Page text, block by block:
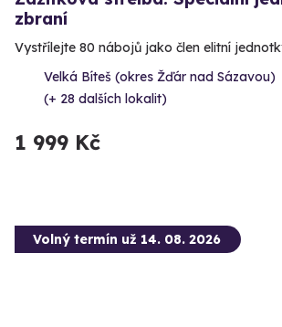
zbraní
Vystřílejte 80 nábojů jako člen elitní
Velká Bíteš (okres Žďár nad Sázavou)
(+ 28 dalších lokalit)
1 999 Kč
Volný termín už 14. 08. 2026